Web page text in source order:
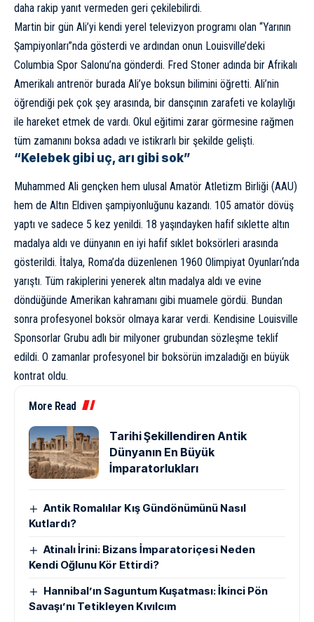
daha rakip yanıt vermeden geri çekilebilirdi.
Martin bir gün Ali’yi kendi yerel televizyon programı olan “Yarının
Şampiyonları”nda gösterdi ve ardından onun Louisville’deki
Columbia Spor Salonu’na gönderdi. Fred Stoner adında bir Afrikalı
Amerikalı antrenör burada Ali’ye boksun bilimini öğretti. Ali’nin
öğrendiği pek çok şey arasında, bir dansçının zarafeti ve kolaylığı
ile hareket etmek de vardı. Okul eğitimi zarar görmesine rağmen
tüm zamanını boksa adadı ve istikrarlı bir şekilde gelişti.
“Kelebek gibi uç, arı gibi sok”
Muhammed Ali gençken hem ulusal Amatör Atletizm Birliği (AAU)
hem de Altın Eldiven şampiyonluğunu kazandı. 105 amatör dövüş
yaptı ve sadece 5 kez yenildi. 18 yaşındayken hafif sıklette altın
madalya aldı ve dünyanın en iyi hafif sıklet boksörleri arasında
gösterildi. İtalya, Roma’da düzenlenen 1960 Olimpiyat Oyunları‘nda
yarıştı. Tüm rakiplerini yenerek altın madalya aldı ve evine
döndüğünde Amerikan kahramanı gibi muamele gördü. Bundan
sonra profesyonel boksör olmaya karar verdi. Kendisine Louisville
Sponsorlar Grubu adlı bir milyoner grubundan sözleşme teklif
edildi. O zamanlar profesyonel bir boksörün imzaladığı en büyük
kontrat oldu.
More Read
Tarihi Şekillendiren Antik
Dünyanın En Büyük
İmparatorlukları
Antik Romalılar Kış Gündönümünü Nasıl
Kutlardı?
Atinalı İrini: Bizans İmparatoriçesi Neden
Kendi Oğlunu Kör Ettirdi?
Hannibal’ın Saguntum Kuşatması: İkinci Pön
Savaşı’nı Tetikleyen Kıvılcım